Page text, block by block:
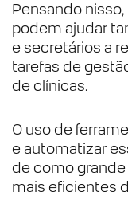
Pensando
podem ajudar
e secretários a
tarefas de
de clínicas.
O uso de
e automatizar
de como
mais eficientes